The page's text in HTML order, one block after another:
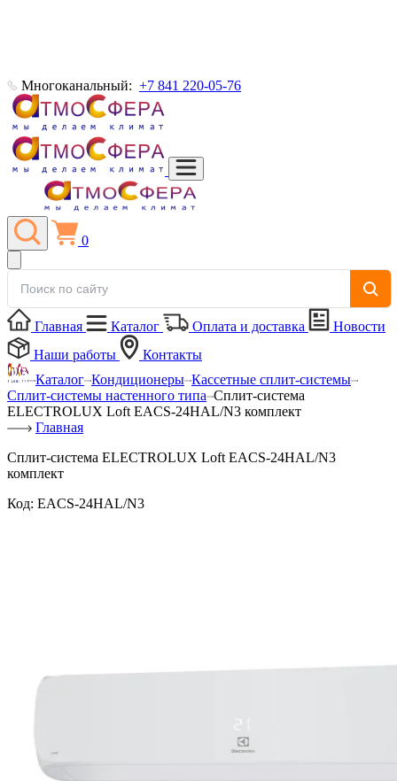
Многоканальный: +7 841 220-05-76
0
Главная Каталог Оплата и доставка
Новости
Наши работы
Контакты
Каталог Кондиционеры Кассетные сплит-системы
Сплит-системы настенного типа Сплит-система
ELECTROLUX Loft EACS-24HAL/N3 комплект
Главная
Сплит-система ELECTROLUX Loft EACS-24HAL/N3
комплект
Код: EACS-24HAL/N3